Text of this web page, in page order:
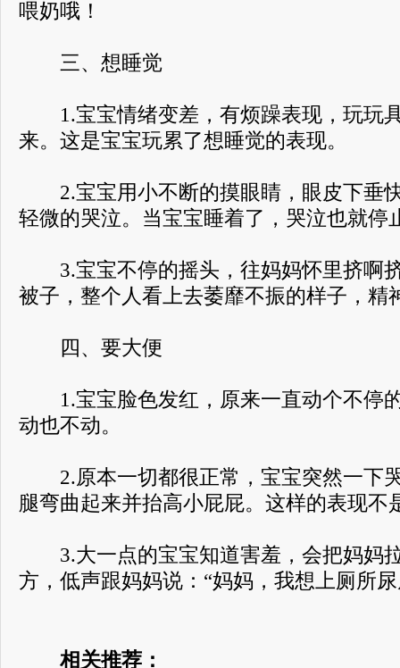
喂奶哦！
三、想睡觉
1.宝宝情绪变差，有烦躁表现，玩玩
来。这是宝宝玩累了想睡觉的表现。
2.宝宝用小不断的摸眼睛，眼皮下垂
轻微的哭泣。当宝宝睡着了，哭泣也就停
3.宝宝不停的摇头，往妈妈怀里挤啊
被子，整个人看上去萎靡不振的样子，精
四、要大便
1.宝宝脸色发红，原来一直动个不停
动也不动。
2.原本一切都很正常，宝宝突然一下
腿弯曲起来并抬高小屁屁。这样的表现不
3.大一点的宝宝知道害羞，会把妈妈
方，低声跟妈妈说：“妈妈，我想上厕所
相关推荐：